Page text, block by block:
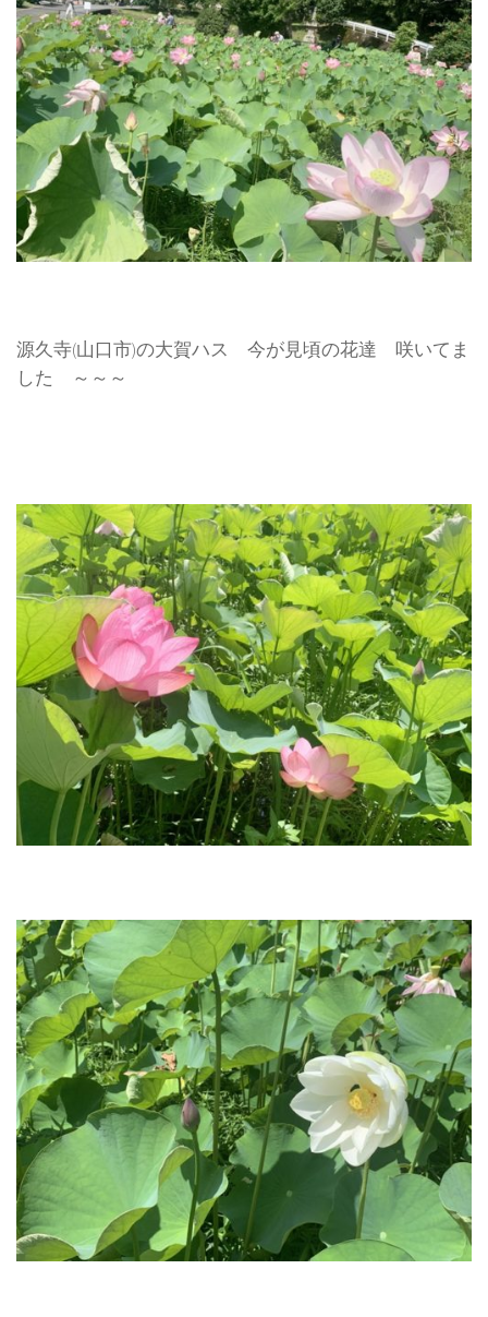
源久寺(山口市)の大賀ハス 今が見頃の花達 咲いてま
した ～～～